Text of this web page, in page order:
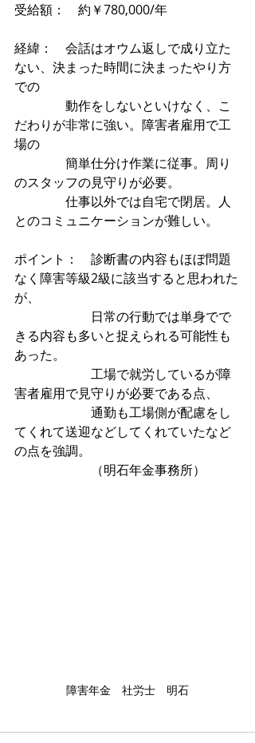
受給額：　約￥780,000/年
経緯：　会話はオウム返しで成り立た
ない、決まった時間に決まったやり方
での
動作をしないといけなく、こ
だわりが非常に強い。障害者雇用で工
場の
簡単仕分け作業に従事。周り
のスタッフの見守りが必要。
仕事以外では自宅で閉居。人
とのコミュニケーションが難しい。
ポイント：　診断書の内容もほぼ問題
なく障害等級2級に該当すると思われた
が、
日常の行動では単身でで
きる内容も多いと捉えられる可能性も
あった。
工場で就労しているが障
害者雇用で見守りが必要である点、
通勤も工場側が配慮をし
てくれて送迎などしてくれていたなど
の点を強調。
（明石年金事務所）
障害年金　社労士　明石